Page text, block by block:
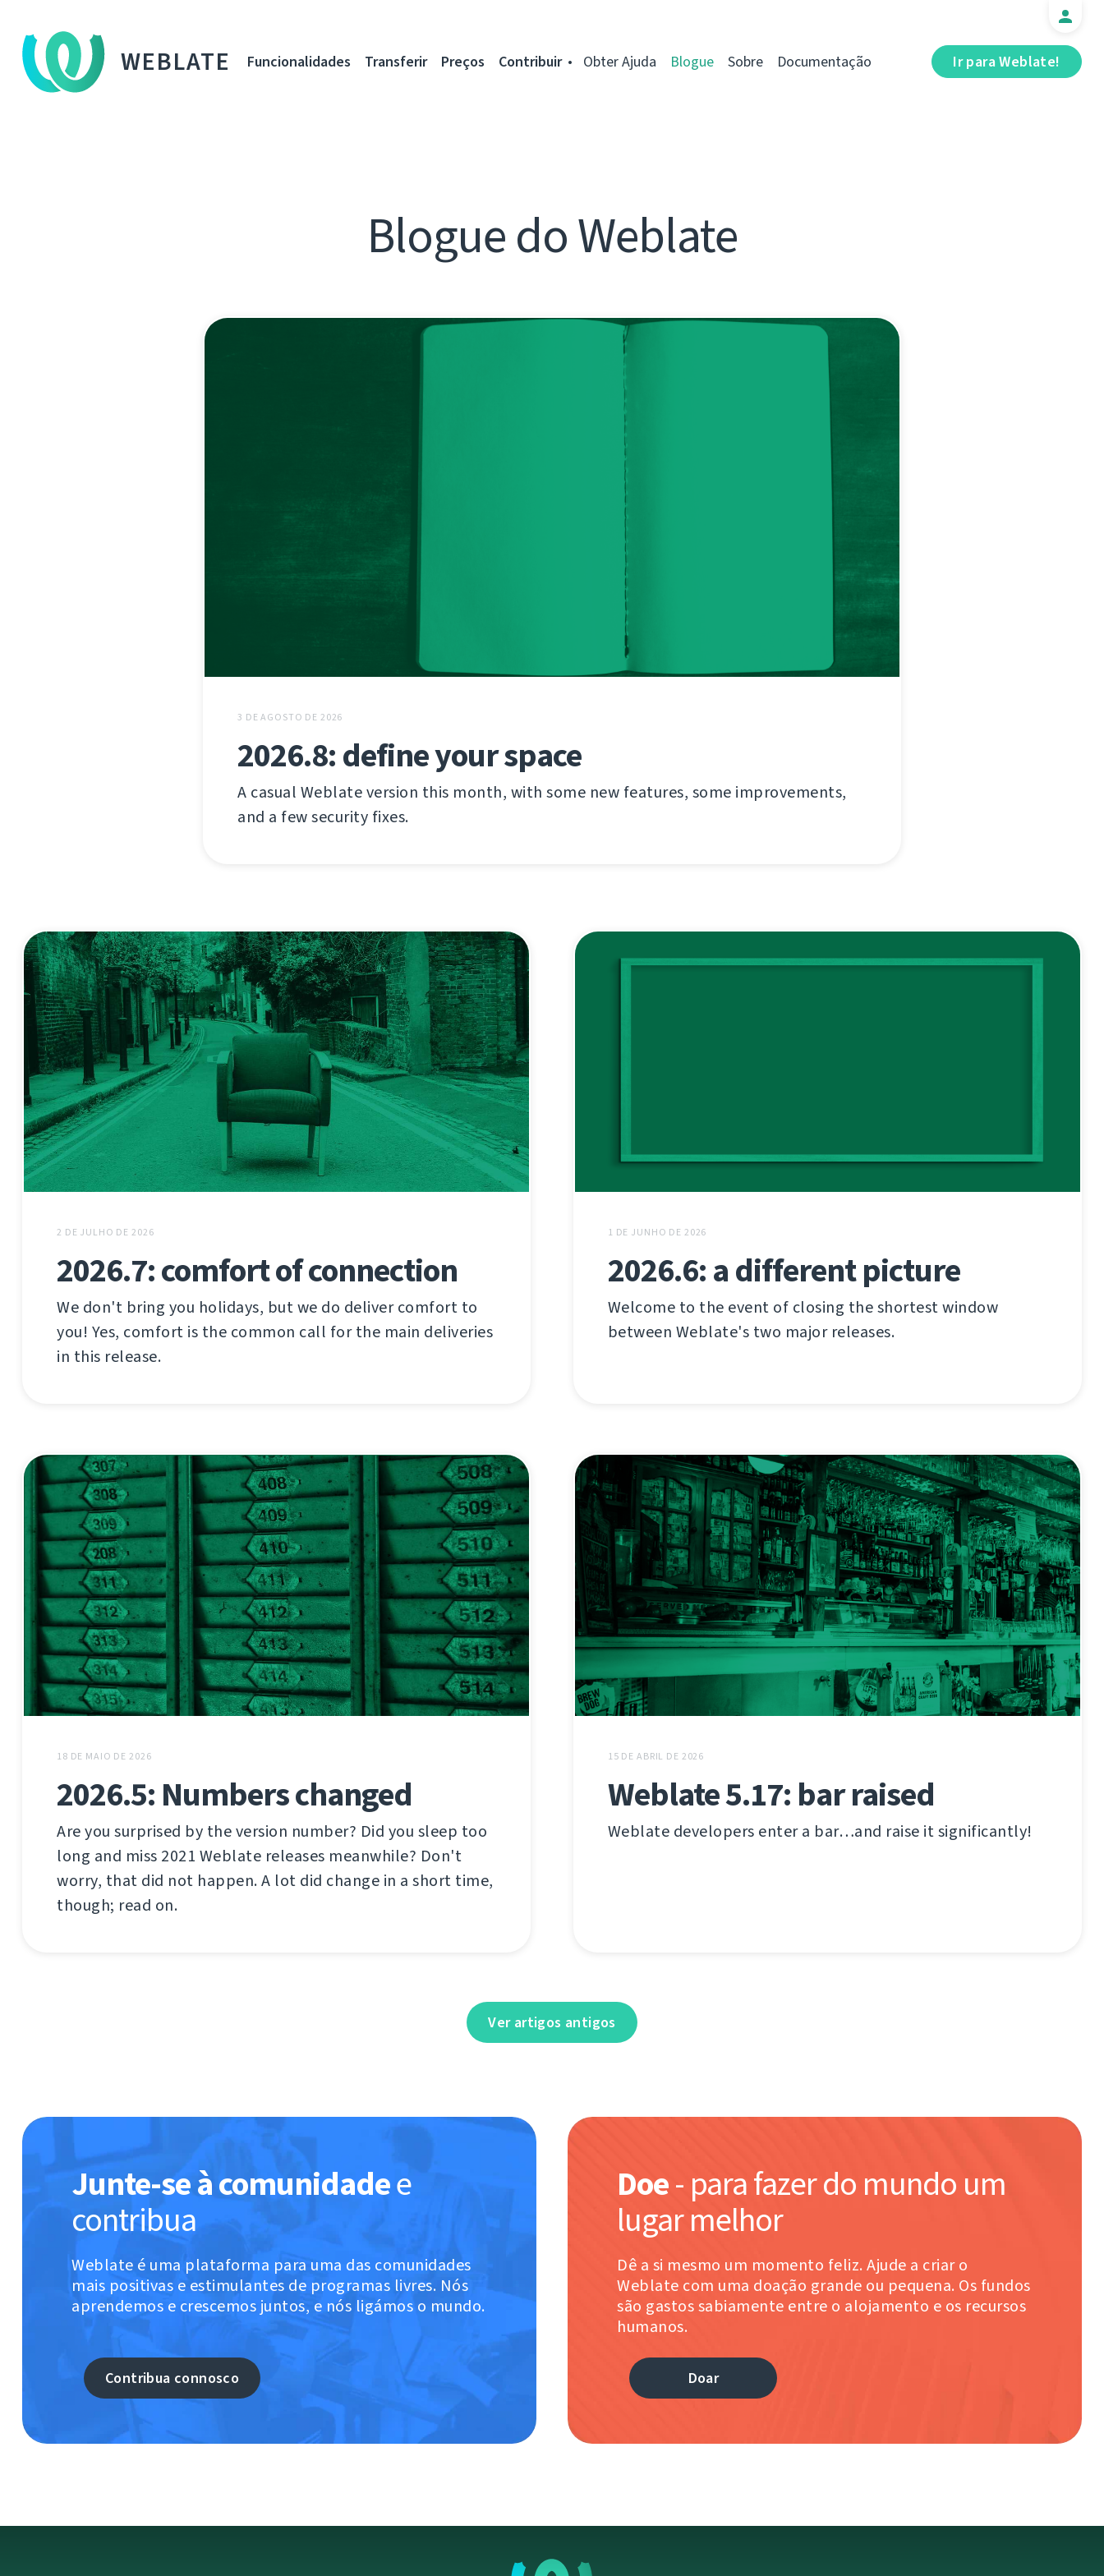
WEBLATE Ir para Weblate!
Funcionalidades Transferir Preços Contribuir Obter Ajuda Blogue Sobre Documentação
Blogue do Weblate
3 DE AGOSTO DE 2026
2026.8: define your space
A casual Weblate version this month, with some new features, some improvements,
and a few security fixes.
2 DE JULHO DE 2026
2026.7: comfort of connection
We don't bring you holidays, but we do deliver comfort to
you! Yes, comfort is the common call for the main deliveries
in this release.
1 DE JUNHO DE 2026
2026.6: a different picture
Welcome to the event of closing the shortest window
between Weblate's two major releases.
18 DE MAIO DE 2026
2026.5: Numbers changed
Are you surprised by the version number? Did you sleep too
long and miss 2021 Weblate releases meanwhile? Don't
worry, that did not happen. A lot did change in a short time,
though; read on.
15 DE ABRIL DE 2026
Weblate 5.17: bar raised
Weblate developers enter a bar…and raise it significantly!
Ver artigos antigos
Junte-se à comunidadee
contribua
Weblate é uma plataforma para uma das comunidades
mais positivas e estimulantes de programas livres. Nós
aprendemos e crescemos juntos, e nós ligámos o mundo.
Contribua connosco
Doe- para fazer do mundo um
lugar melhor
Dê a si mesmo um momento feliz. Ajude a criar o
Weblate com uma doação grande ou pequena. Os fundos
são gastos sabiamente entre o alojamento e os recursos
humanos.
Doar